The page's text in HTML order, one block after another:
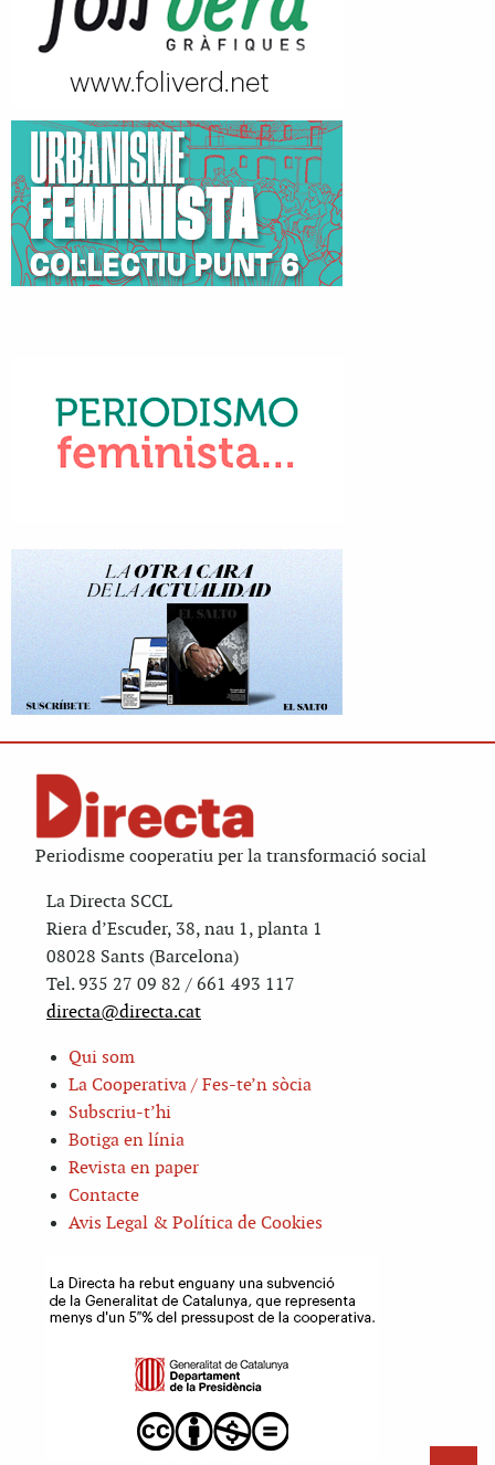
Periodisme cooperatiu per la transformació social
La Directa SCCL
Riera d’Escuder, 38, nau 1, planta 1
08028 Sants (Barcelona)
Tel. 935 27 09 82 / 661 493 117
directa@directa.cat
Qui som
La Cooperativa / Fes-te’n sòcia
Subscriu-t’hi
Botiga en línia
Revista en paper
Contacte
Avis Legal & Política de Cookies